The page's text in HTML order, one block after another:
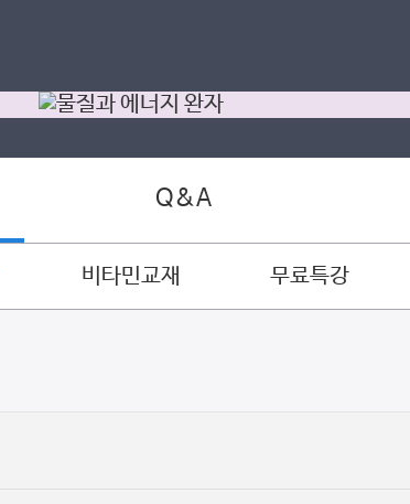
Q&A
비타민교재 무료특강